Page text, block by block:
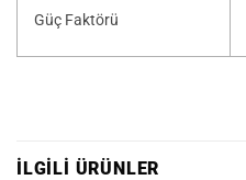
Güç Faktörü
İLGILI ÜRÜNLER